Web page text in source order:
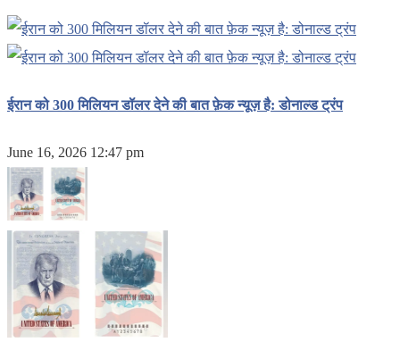
ईरान को 300 मिलियन डॉलर देने की बात फ़ेक न्यूज़ है: डोनाल्ड ट्रंप
June 16, 2026 12:47 pm